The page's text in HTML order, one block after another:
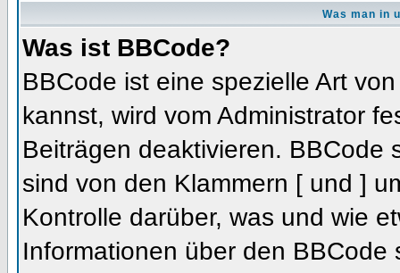
Was man in
Was ist BBCode?
BBCode ist eine spezielle Art
kannst, wird vom Administrator
Beiträgen deaktivieren. BBCode
sind von den Klammern [ und ]
Kontrolle darüber, was und wie
Informationen über den